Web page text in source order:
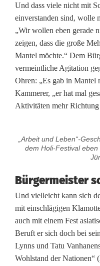
F
e
s
t
i
v
a
c
h
M
a
Und dass viele nicht mit
einverstanden sind, wolle
„Wir wollen eben gerade
zeigen, dass die große
Mantel möchte.“ Dem
vermeintliche Agitation
Ohren: „Es gab in Mantel
Kammerer, „er hat mal
Aktivitäten mehr Richtung
„Arbeit und Leben“-
dem Holi-Festival
Bürgermeister
Und vielleicht kann sich
mit einschlägigen
auch mit einem Fest
Beruft er sich doch bei
Lynns und Tatu
Wohlstand der Nationen“